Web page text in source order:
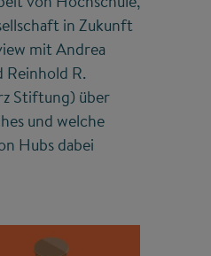
in Zukunft
mit Andrea
R.
Stiftung) über
und welche
Hubs dabei